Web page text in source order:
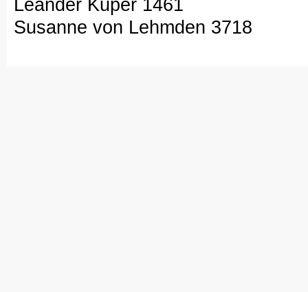
Leander Kuper 1461
Susanne von Lehmden 3718